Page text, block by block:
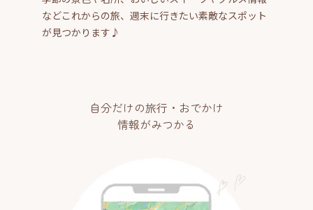
などこれからの旅、週末に行きたい素敵なスポット
が見つかります♪
自分だけの旅行・おでかけ
情報がみつかる